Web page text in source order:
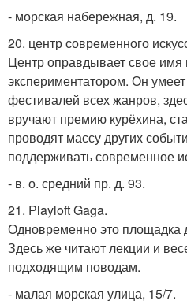
- морская набережная, д. 19.
20. центр современного
Центр оправдывает свое
экспериментатором. Он
фестивалей всех жанров,
вручают премию курёхина,
проводят массу других
поддерживать современное
- в. о. средний пр. д. 93.
21. Playloft Gaga.
Одновременно это площадка
Здесь же читают лекции и
подходящим поводам.
- малая морская улица, 15/7.